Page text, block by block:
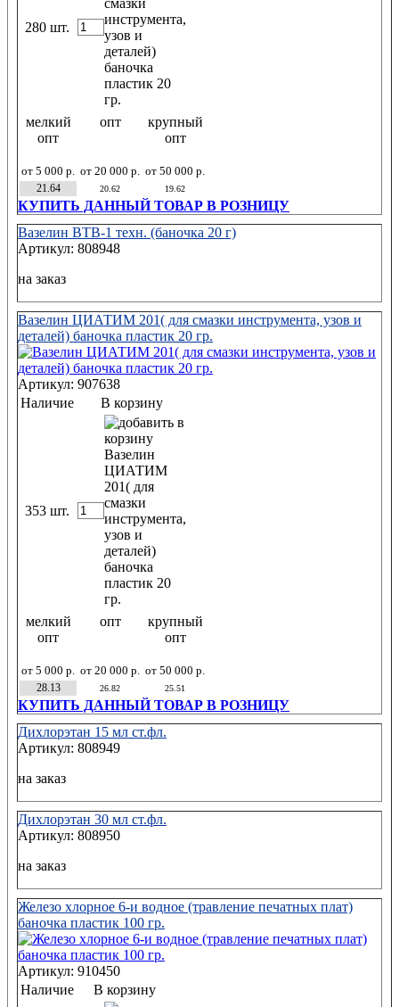
280 шт.
мелкий
опт
от 5 000 р.
опт
от 20 000 р.
крупный
опт
от 50 000 р.
21.64
20.62 19.62
КУПИТЬ ДАННЫЙ ТОВАР В РОЗНИЦУ
Вазелин ВТВ-1 техн. (баночка 20 г)
Артикул: 808948
на заказ
Вазелин ЦИАТИМ 201( для смазки инструмента, узов и
деталей) баночка пластик 20 гр.
Артикул: 907638
Наличие
В корзину
353 шт.
мелкий
опт
от 5 000 р.
опт
от 20 000 р.
крупный
опт
от 50 000 р.
28.13
26.82 25.51
КУПИТЬ ДАННЫЙ ТОВАР В РОЗНИЦУ
Дихлорэтан 15 мл ст.фл.
Артикул: 808949
на заказ
Дихлорэтан 30 мл ст.фл.
Артикул: 808950
на заказ
Железо хлорное 6-и водное (травление печатных плат)
баночка пластик 100 гр.
Артикул: 910450
Наличие
В корзину